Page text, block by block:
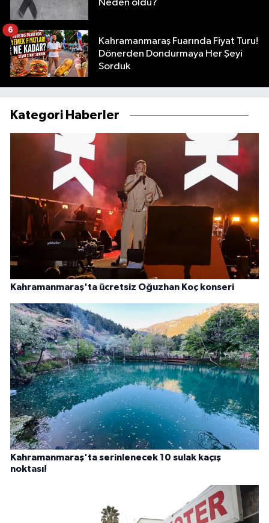
Neden öldü?
Kahramanmaraş Fuarında Fiyat Turu!
Dönerden Dondurmaya Her Şeyi
Sorduk
6
Kategori Haberler
Kahramanmaraş'ta ücretsiz Oğuzhan Koç konseri
Kahramanmaraş'ta serinlenecek 10 sulak kaçış
noktası!